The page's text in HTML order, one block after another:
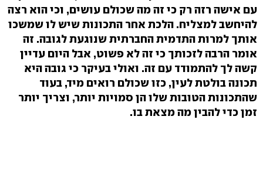
עם אישה רזה רק כי זה מה שכולם עושים, וכי הוא רצה
להיחשב למצליח. הלכת אחר התכונות שיש לו שמשכו
אותך למרות התדמית החברתית שנוגעת לגובה. זה
אומר הרבה לזכותך כי זה לא פשוט, אבל היום עדיין
קשה לך להתמודד עם זה. ואולי בעיקר כי גובה היא
תכונה בולטת לעין, כזו שכולם רואים מיד, בעוד
שהתכונות הטובות שלו הן סמויות יותר, וצריך יותר
זמן כדי להבין מה מצאת בו.